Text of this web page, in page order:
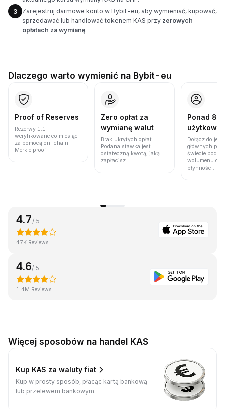
3
Zarejestruj darmowe konto w Bybit-eu, aby wymieniać, kupować,
sprzedawać lub handlować tokenem KAS przy zerowych
opłatach za wymianę.
Dlaczego warto wymienić na Bybit-eu
Proof of Reserves
Rezerwy 1:1
weryfikowane co miesiąc
za pomocą on-chain
Merkle proof.
Zero opłat za
wymianę walut
Brak ukrytych opłat.
Podana stawka jest
ostateczną kwotą, jaką
zapłacisz.
Ponad 86
Dołącz do
głównych
świecie pod
wolumenu
płynności.
4.7 / 5
47K Reviews
4.6/ 5
1.4M Reviews
Więcej sposobów na handel KAS
Kup KAS za waluty fiat
Kup w prosty sposób, płacąc kartą bankową
lub przelewem bankowym.